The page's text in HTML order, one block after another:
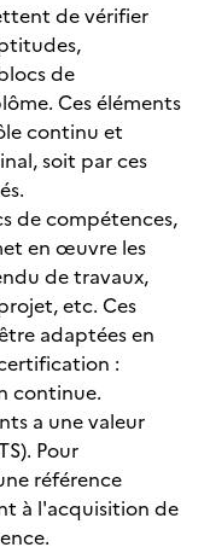
de vérifier
de
Ces éléments
continu et
soit par ces
de compétences,
en œuvre les
de travaux,
etc. Ces
adaptées en
:
continue.
a une valeur
Pour
référence
à l'acquisition de